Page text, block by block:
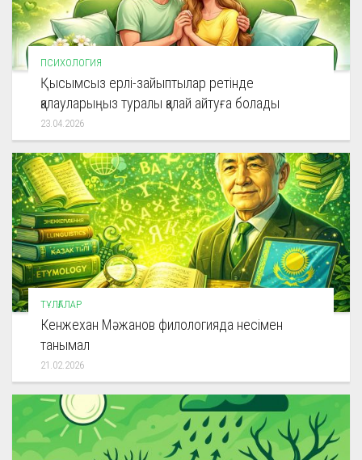
ПСИХОЛОГИЯ
Қысымсыз ерлі-зайыптылар ретінде
қалауларыңыз туралы қалай айтуға болады
23.04.2026
ТҰЛҒАЛАР
Кенжехан Мәжанов филологияда несімен
танымал
21.02.2026